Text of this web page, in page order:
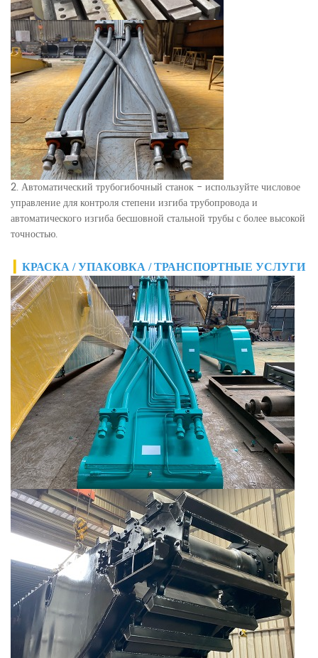
2. Автоматический трубогибочный станок - используйте числовое
управление для контроля степени изгиба трубопровода и
автоматического изгиба бесшовной стальной трубы с более высокой
точностью.
КРАСКА / УПАКОВКА / ТРАНСПОРТНЫЕ УСЛУГИ